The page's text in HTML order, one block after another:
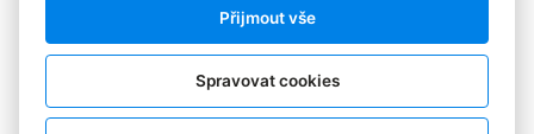
Štítky
Zpracování osobních údajů
Kontakt
Přijmout vše
Spravovat cookies